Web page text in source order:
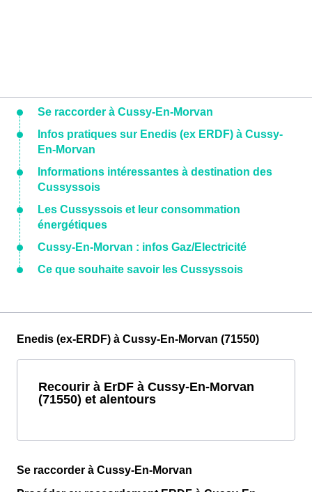
Se raccorder à Cussy-En-Morvan
Infos pratiques sur Enedis (ex ERDF) à Cussy-
En-Morvan
Informations intéressantes à destination des
Cussyssois
Les Cussyssois et leur consommation
énergétiques
Cussy-En-Morvan : infos Gaz/Electricité
Ce que souhaite savoir les Cussyssois
Enedis (ex-ERDF) à Cussy-En-Morvan (71550)
Recourir à ErDF à Cussy-En-Morvan
(71550) et alentours
Se raccorder à Cussy-En-Morvan